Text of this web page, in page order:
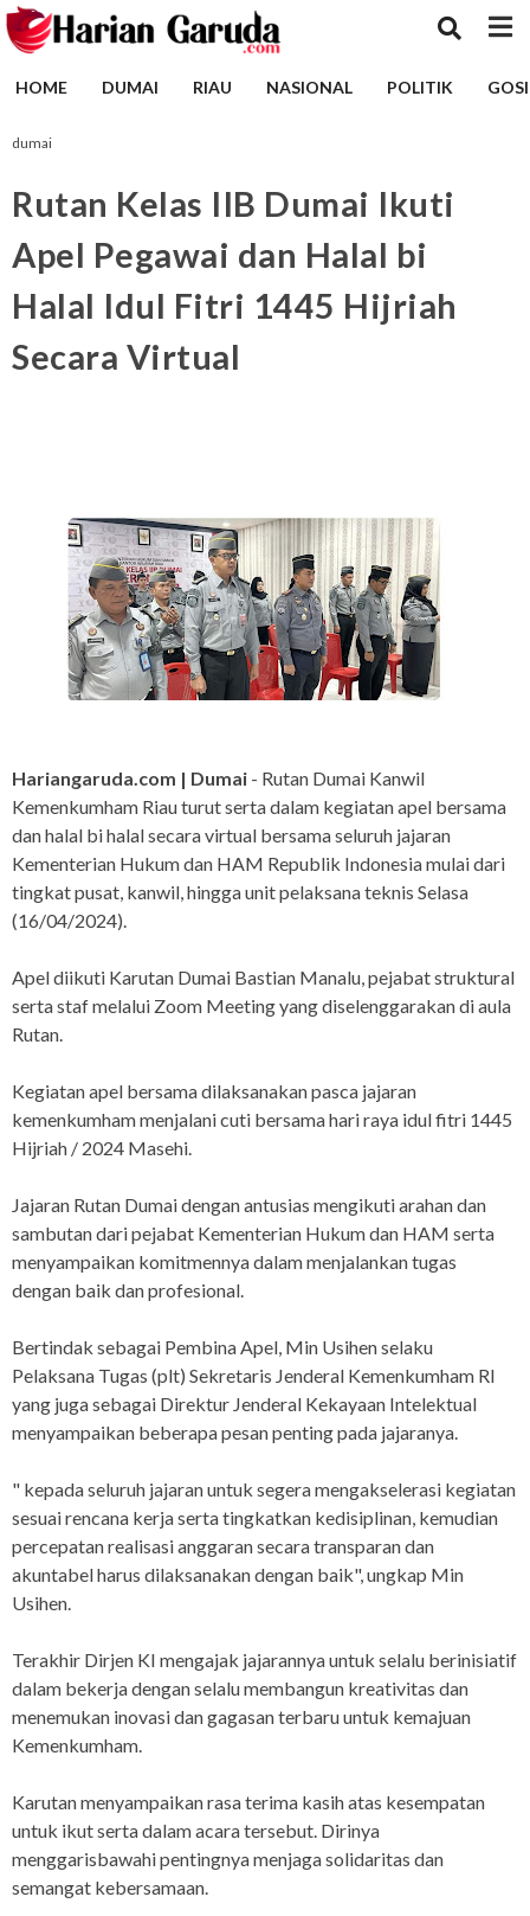
HOME DUMAI RIAU NASIONAL POLITIK
dumai
Rutan Kelas IIB Dumai Ikuti
Apel Pegawai dan Halal bi
Halal Idul Fitri 1445 Hijriah
Secara Virtual
Hariangaruda.com | Dumai - Rutan Dumai Kanwil
Kemenkumham Riau turut serta dalam kegiatan apel bersama
dan halal bi halal secara virtual bersama seluruh jajaran
Kementerian Hukum dan HAM Republik Indonesia mulai dari
tingkat pusat, kanwil, hingga unit pelaksana teknis Selasa
(16/04/2024).
Apel diikuti Karutan Dumai Bastian Manalu, pejabat struktural
serta staf melalui Zoom Meeting yang diselenggarakan di aula
Rutan.
Kegiatan apel bersama dilaksanakan pasca jajaran
kemenkumham menjalani cuti bersama hari raya idul fitri 1445
Hijriah / 2024 Masehi.
Jajaran Rutan Dumai dengan antusias mengikuti arahan dan
sambutan dari pejabat Kementerian Hukum dan HAM serta
menyampaikan komitmennya dalam menjalankan tugas
dengan baik dan profesional.
Bertindak sebagai Pembina Apel, Min Usihen selaku
Pelaksana Tugas (plt) Sekretaris Jenderal Kemenkumham RI
yang juga sebagai Direktur Jenderal Kekayaan Intelektual
menyampaikan beberapa pesan penting pada jajaranya.
" kepada seluruh jajaran untuk segera mengakselerasi kegiatan
sesuai rencana kerja serta tingkatkan kedisiplinan, kemudian
percepatan realisasi anggaran secara transparan dan
akuntabel harus dilaksanakan dengan baik", ungkap Min
Usihen.
Terakhir Dirjen KI mengajak jajarannya untuk selalu berinisiatif
dalam bekerja dengan selalu membangun kreativitas dan
menemukan inovasi dan gagasan terbaru untuk kemajuan
Kemenkumham.
Karutan menyampaikan rasa terima kasih atas kesempatan
untuk ikut serta dalam acara tersebut. Dirinya
menggarisbawahi pentingnya menjaga solidaritas dan
semangat kebersamaan.